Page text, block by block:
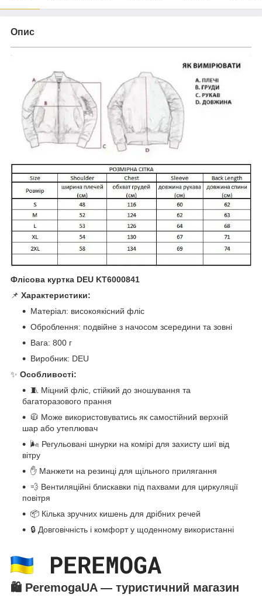
Опис
Флісова куртка DEU KT6000841
📌 Характеристики:
Матеріал: високоякісний фліс
Оброблення: подвійне з начосом зсередини та зовні
Вага: 800 г
Виробник: DEU
✨ Особливості:
🧵 Міцний фліс, стійкий до зношування та
багаторазового прання
🧥 Може використовуватись як самостійний верхній
шар або утеплювач
🌬 Регульовані шнурки на комірі для захисту шиї від
вітру
✋ Манжети на резинці для щільного прилягання
💨 Вентиляційні блискавки під пахвами для циркуляції
повітря
📦 Кілька зручних кишень для дрібних речей
🔒 Довговічність і комфорт у щоденному використанні
🛍️ PeremogaUA — туристичний магазин